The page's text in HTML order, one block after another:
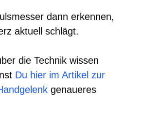
dann erkennen,
aktuell schlägt.
die Technik wissen
Du hier im Artikel zur
genaueres